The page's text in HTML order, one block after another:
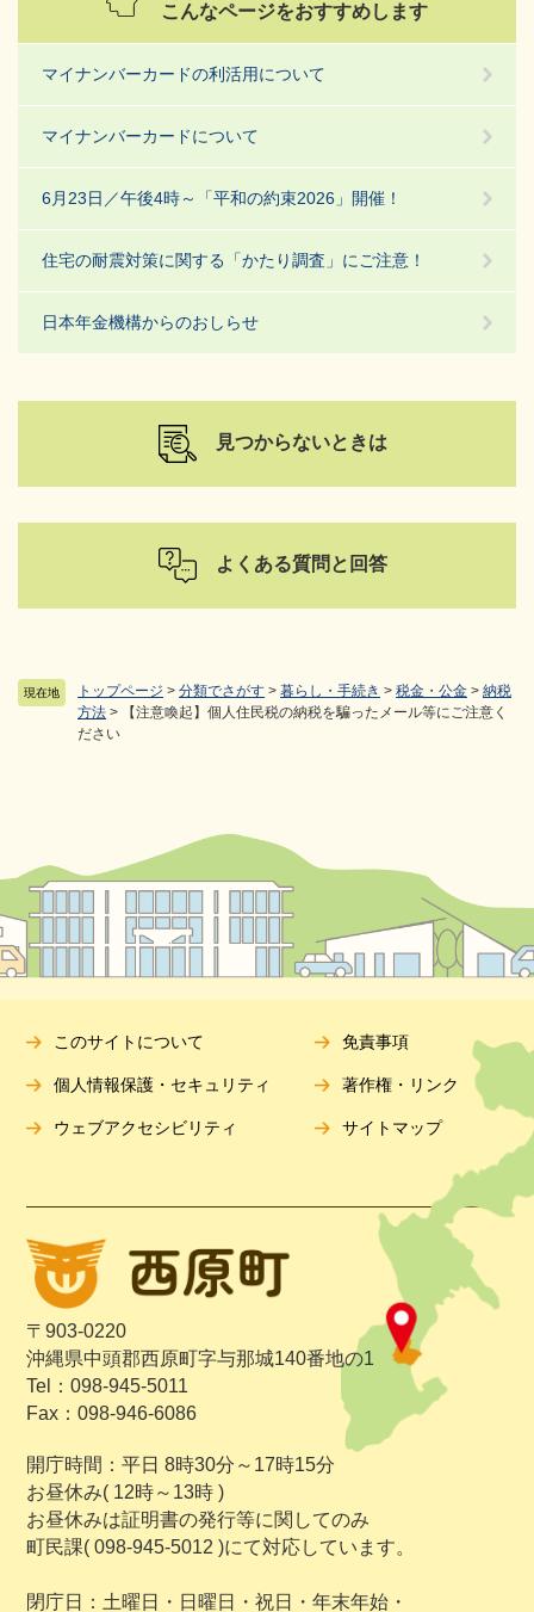
現在地 トップページ > 分類でさがす > 暮らし・手続き > 税金・公金 > 納税
方法 >
【注意喚起】個人住民税の納税を騙ったメール等にご注意く
ださい
こんなページをおすすめします
マイナンバーカードの利活用について
マイナンバーカードについて
6月23日／午後4時～「平和の約束2026」開催！
住宅の耐震対策に関する「かたり調査」にご注意！
日本年金機構からのおしらせ
見つからないときは
よくある質問と回答
〒903-0220
沖縄県中頭郡西原町字与那城140番地の1
Tel：098-945-5011
Fax：098-946-6086
開庁時間：平日 8時30分～17時15分
お昼休み( 12時～13時 )
お昼休みは証明書の発行等に関してのみ
町民課( 098-945-5012 )にて対応しています。
閉庁日：土曜日・日曜日・祝日・年末年始・
このサイトについて 免責事項
個人情報保護・セキュリティ 著作権・リンク
ウェブアクセシビリティ サイトマップ